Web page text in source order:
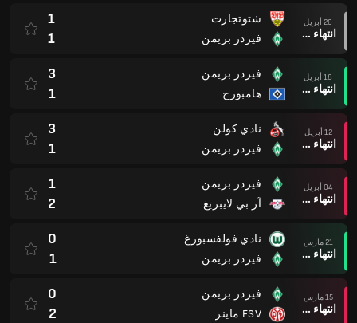
26 أبريل
انتهاء وقت المباراة
شتوتجارت
فيردر بريمن
1
1
18 أبريل
انتهاء وقت المباراة
فيردر بريمن
هامبورج
3
1
12 أبريل
انتهاء وقت المباراة
نادي كولن
فيردر بريمن
3
1
04 أبريل
انتهاء وقت المباراة
فيردر بريمن
آر بي لايبزيغ
1
2
21 مارس
انتهاء وقت المباراة
نادي فولفسبورغ
فيردر بريمن
0
1
15 مارس
انتهاء وقت المباراة
فيردر بريمن
FSV ماينز
0
2